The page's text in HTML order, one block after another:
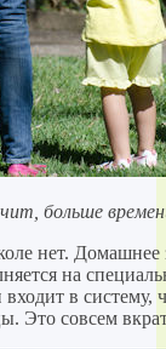
больше
нет. Домашнее
на
в систему,
Это совсем